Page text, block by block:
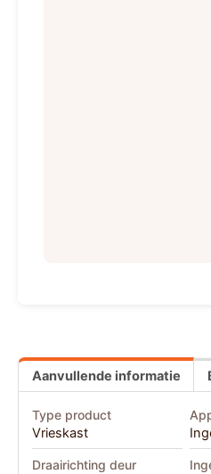
Aanvullende informatie
Type product
Vrieskast
Draairichting deur